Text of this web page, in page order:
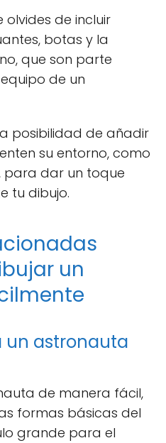
olvides de incluir
botas y la
que son parte
de un
posibilidad de añadir
su entorno, como
para dar un toque
tu dibujo.
un
un astronauta
de manera fácil,
formas básicas del
grande para el